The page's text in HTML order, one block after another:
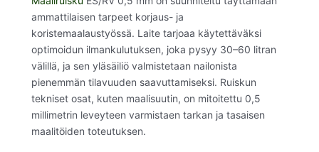
ammattilaisen tarpeet korjaus- ja
koristemaalaustyössä. Laite tarjoaa käytettäväksi
optimoidun ilmankulutuksen, joka pysyy 30–60 litran
välillä, ja sen yläsäiliö valmistetaan nailonista
pienemmän tilavuuden saavuttamiseksi. Ruiskun
tekniset osat, kuten maalisuutin, on mitoitettu 0,5
millimetrin leveyteen varmistaen tarkan ja tasaisen
maalitöiden toteutuksen.